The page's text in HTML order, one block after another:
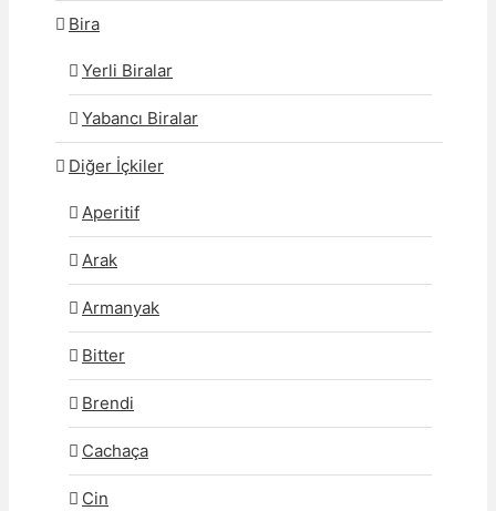
Bira
Yerli Biralar
Yabancı Biralar
Diğer İçkiler
Aperitif
Arak
Armanyak
Bitter
Brendi
Cachaça
Cin